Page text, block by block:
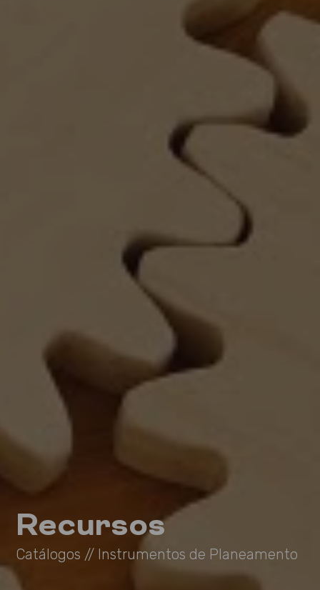
Recursos
Catálogos // Instrumentos de Planeamento